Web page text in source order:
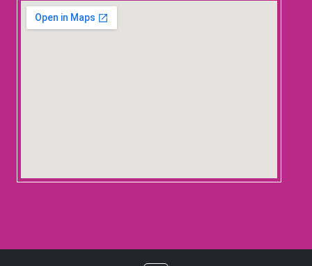
123 movies
embedgooglemap.net